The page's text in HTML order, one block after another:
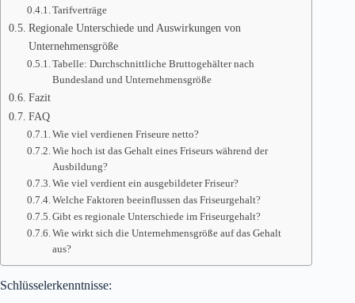
Tarifverträge
Regionale Unterschiede und Auswirkungen von
Unternehmensgröße
Tabelle: Durchschnittliche Bruttogehälter nach
Bundesland und Unternehmensgröße
Fazit
FAQ
Wie viel verdienen Friseure netto?
Wie hoch ist das Gehalt eines Friseurs während der
Ausbildung?
Wie viel verdient ein ausgebildeter Friseur?
Welche Faktoren beeinflussen das Friseurgehalt?
Gibt es regionale Unterschiede im Friseurgehalt?
Wie wirkt sich die Unternehmensgröße auf das Gehalt
aus?
Schlüsselerkenntnisse: